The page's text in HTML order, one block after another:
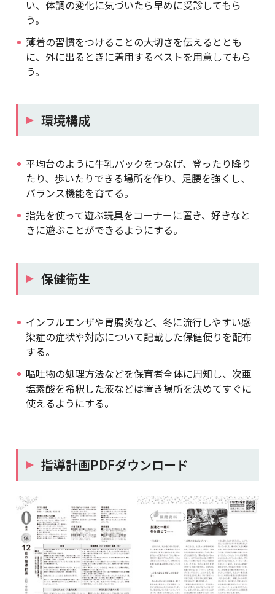
い、体調の変化に気づいたら早めに受診してもら
う。
薄着の習慣をつけることの大切さを伝えるととも
に、外に出るときに着用するベストを用意してもら
う。
環境構成
平均台のように牛乳パックをつなげ、登ったり降り
たり、歩いたりできる場所を作り、足腰を強くし、
バランス機能を育てる。
指先を使って遊ぶ玩具をコーナーに置き、好きなと
きに遊ぶことができるようにする。
保健衛生
インフルエンザや胃腸炎など、冬に流行しやすい感
染症の症状や対応について記載した保健便りを配布
する。
嘔吐物の処理方法などを保育者全体に周知し、次亜
塩素酸を希釈した液などは置き場所を決めてすぐに
使えるようにする。
指導計画PDFダウンロード